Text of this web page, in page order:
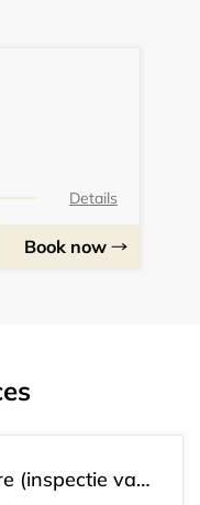
Details
Book now
Esthetische pedicure (inspectie van de voeten, desinfectie voeten, nagels knippen, nagels en nagelriemen verzorgen, lichte eelt verwijderen, voetcrème aanbrengen.)